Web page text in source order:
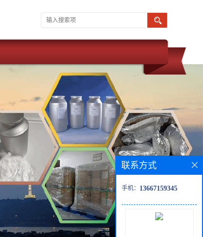
联系方式
手机： 13667159345